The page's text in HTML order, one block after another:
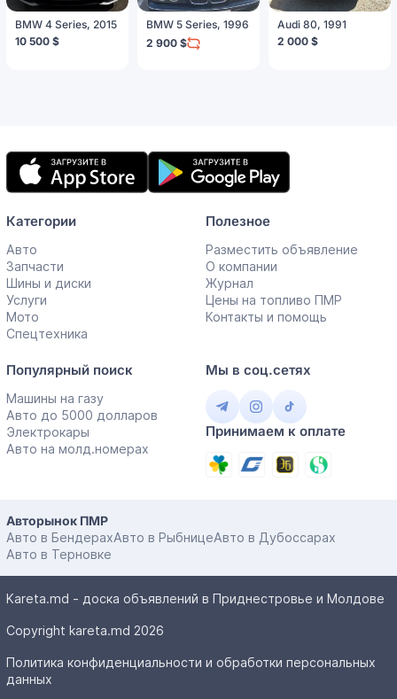
BMW 4 Series, 2015
10 500 $
BMW 5 Series, 1996
2 900 $
Audi 80, 1991
2 000 $
Мобильное
приложение
Категории
Авто
Запчасти
Шины и диски
Услуги
Мото
Спецтехника
Полезное
Разместить объявление
О компании
Журнал
Цены на топливо ПМР
Контакты и помощь
Популярный поиск
Машины на газу
Авто до 5000 долларов
Электрокары
Авто на молд.номерах
Мы в соц.сетях
Принимаем к оплате
Авторынок ПМР
Авто в БендерахАвто в РыбницеАвто в Дубоссарах
Авто в Терновке
Kareta.md - доска объявлений в Приднестровье и Молдове
Copyright kareta.md 2026
Политика конфиденциальности и обработки персональных
данных